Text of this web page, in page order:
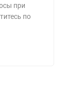
мм
при
по